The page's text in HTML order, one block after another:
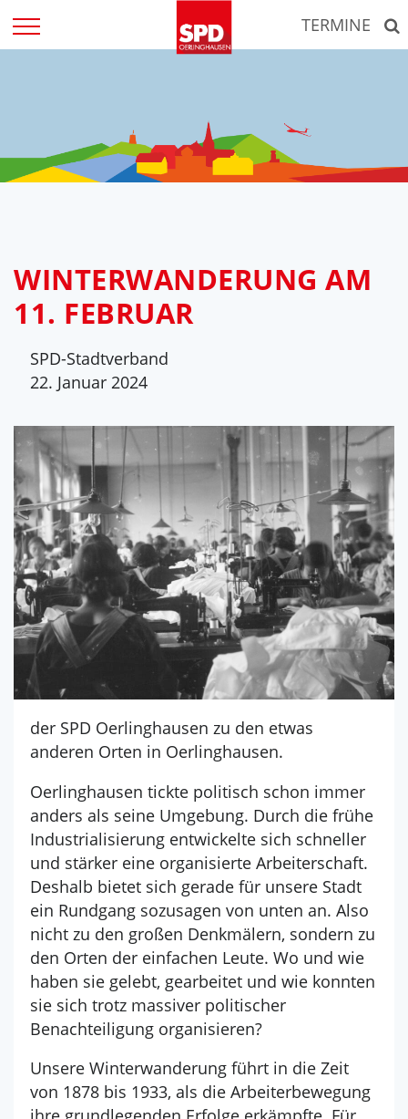
Inhalt
TERMINE
WINTERWANDERUNG AM
11. FEBRUAR
SPD-Stadtverband
22. Januar 2024
der SPD Oerlinghausen zu den etwas
anderen Orten in Oerlinghausen.
Oerlinghausen tickte politisch schon immer
anders als seine Umgebung. Durch die frühe
Industrialisierung entwickelte sich schneller
und stärker eine organisierte Arbeiterschaft.
Deshalb bietet sich gerade für unsere Stadt
ein Rundgang sozusagen von unten an. Also
nicht zu den großen Denkmälern, sondern zu
den Orten der einfachen Leute. Wo und wie
haben sie gelebt, gearbeitet und wie konnten
sie sich trotz massiver politischer
Benachteiligung organisieren?
Unsere Winterwanderung führt in die Zeit
von 1878 bis 1933, als die Arbeiterbewegung